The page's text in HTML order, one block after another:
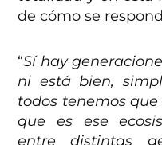
de cómo se
“Sí hay
ni está bien,
todos tenemos
que es ese
entre distintas